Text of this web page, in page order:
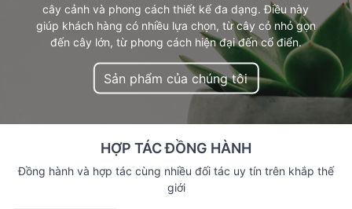
cây cảnh và phong cách thiết kế đa dạng. Điều này
giúp khách hàng có nhiều lựa chọn, từ cây cỏ nhỏ gọn
đến cây lớn, từ phong cách hiện đại đến cổ điển.
Sản phẩm của chúng tôi
HỢP TÁC ĐỒNG HÀNH
Đồng hành và hợp tác cùng nhiều đối tác uy tín trên khắp thế
giới